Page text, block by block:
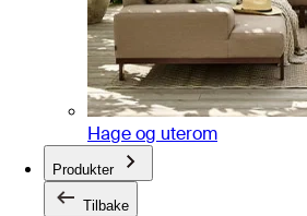
Hage og uterom
Produkter
Tilbake